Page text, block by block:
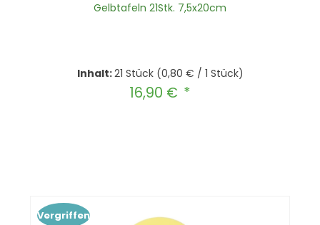
Gelbtafeln 21Stk. 7,5x20cm
Inhalt:21 Stück (0,80 € / 1 Stück)
Regulärer Preis:
16,90 €
Vergriffen